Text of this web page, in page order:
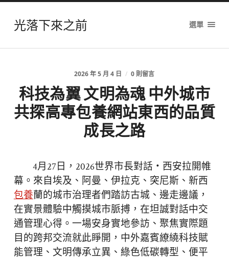
光落下來之前 選單
2026 年 5 月 4 日 / 0 則留言
科技為翼 文明為魂 中外城市
共探高專包養網站東西的品質
成長之路
4月27日，2026世界市長對話・西安拉開帷
幕。來自埃及、阿曼、伊拉克、突尼斯、新西
包養蘭的城市治理者們踏訪古城、邊走邊議，
在實景體驗中觸摸城市脈搏，在坦誠對話中交
通管理心得。一場安身實地參訪、聚焦實際題
目的跨邦交流就此睜開，中外嘉賓繚繞科技賦
能管理、文明傳承立異、綠色低碳轉型、便平